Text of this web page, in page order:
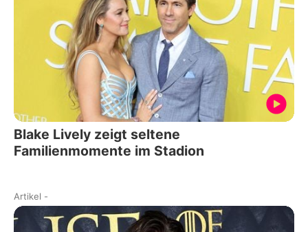
Blake Lively zeigt seltene
Familienmomente im Stadion
Artikel -